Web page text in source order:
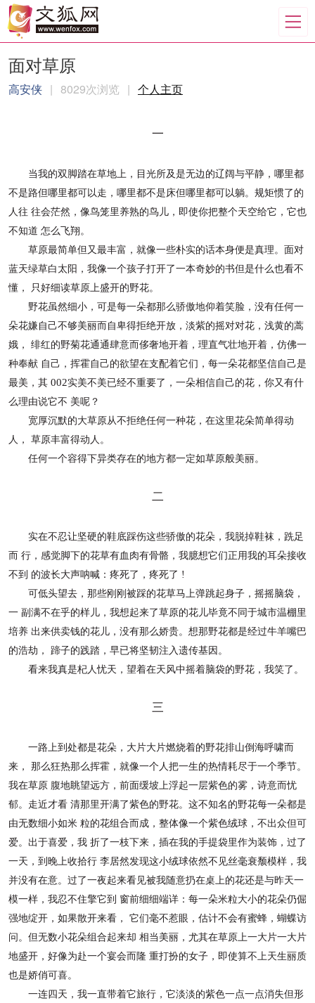
面对草原
高安侠 | 8029次浏览 | 个人主页
一
当我的双脚踏在草地上，目光所及是无边的辽阔与平静，哪里都
不是路但哪里都可以走，哪里都不是床但哪里都可以躺。规矩惯了的
人往 往会茫然，像鸟笼里养熟的鸟儿，即使你把整个天空给它，它也
不知道 怎么飞翔。
草原最简单但又最丰富，就像一些朴实的话本身便是真理。面对
蓝天绿草白太阳，我像一个孩子打开了一本奇妙的书但是什么也看不
懂， 只好细读草原上盛开的野花。
野花虽然细小，可是每一朵都那么骄傲地仰着笑脸，没有任何一
朵花嫌自己不够美丽而自卑得拒绝开放，淡紫的摇对对花，浅黄的蒿
娥， 绯红的野菊花通通肆意而侈奢地开着，理直气壮地开着，仿佛一
种奉献 自己，挥霍自己的欲望在支配着它们，每一朵花都坚信自己是
最美，其 002实美不美已经不重要了，一朵相信自己的花，你又有什
么理由说它不 美呢？
宽厚沉默的大草原从不拒绝任何一种花，在这里花朵简单得动
人， 草原丰富得动人。
任何一个容得下异类存在的地方都一定如草原般美丽。
二
实在不忍让坚硬的鞋底踩伤这些骄傲的花朵，我脱掉鞋袜，跣足
而 行，感觉脚下的花草有血肉有骨骼，我臆想它们正用我的耳朵接收
不到 的波长大声呐喊：疼死了，疼死了 !
可低头望去，那些刚刚被踩的花草马上弹跳起身子，摇摇脑袋，
一 副满不在乎的样儿，我想起来了草原的花儿毕竟不同于城市温棚里
培养 出来供卖钱的花儿，没有那么娇贵。想那野花都是经过牛羊嘴巴
的浩劫， 蹄子的践踏，早已将坚韧注入遗传基因。
看来我真是杞人忧天，望着在天风中摇着脑袋的野花，我笑了。
三
一路上到处都是花朵，大片大片燃烧着的野花排山倒海呼啸而
来， 那么狂热那么挥霍，就像一个人把一生的热情耗尽于一个季节。
我在草原 腹地眺望远方，前面缓坡上浮起一层紫色的雾，诗意而忧
郁。走近才看 清那里开满了紫色的野花。这不知名的野花每一朵都是
由无数细小如米 粒的花组合而成，整体像一个紫色绒球，不出众但可
爱。出于喜爱，我 折了一枝下来，插在我的手提袋里作为装饰，过了
一天，到晚上收拾行 李居然发现这小绒球依然不见丝毫衰颓模样，我
并没有在意。过了一夜起来看见被我随意扔在桌上的花还是与昨天一
模一样，我忍不住擎它到 窗前细细端详：每一朵米粒大小的花朵仍倔
强地绽开，如果散开来看， 它们毫不惹眼，估计不会有蜜蜂，蝴蝶访
问。但无数小花朵组合起来却 相当美丽，尤其在草原上一大片一大片
地盛开，好像为赴一个宴会而隆 重打扮的女子，即使算不上天生丽质
也是娇俏可喜。
一连四天，我一直带着它旅行，它淡淡的紫色一点一点消失但形